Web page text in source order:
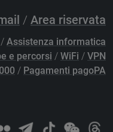
/ Area riservata
/ Assistenza informatica
e percorsi / WiFi / VPN
/ Pagamenti pagoPA